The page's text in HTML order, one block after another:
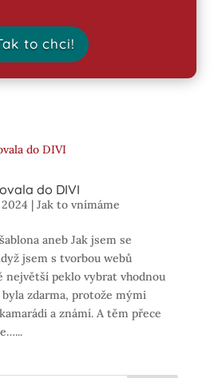
to chci!
do DIVI
| Jak to vnímáme
aneb Jak jsem se
jsem s tvorbou webů
největší peklo vybrat vhodnou
zdarma, protože mými
a známí. A těm přece